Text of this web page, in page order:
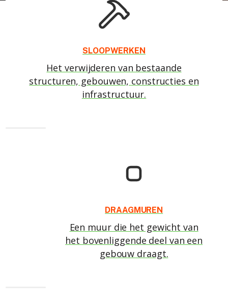
SLOOPWERKEN
Het verwijderen van bestaande
structuren, gebouwen, constructies en
infrastructuur.
DRAAGMUREN
Een muur die het gewicht van
het bovenliggende deel van een
gebouw draagt.